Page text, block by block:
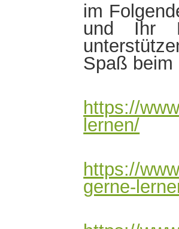
im
und Ihr
Spaß beim
https://
lernen/
https://
gerne-